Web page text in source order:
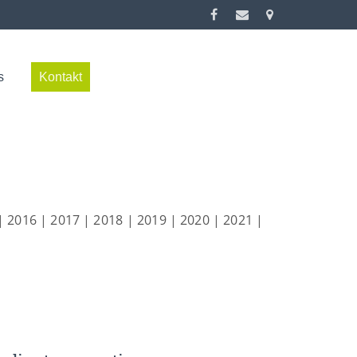
Kontakt
|2016 |2017 |2018 | 2019| 2020 |2021 |